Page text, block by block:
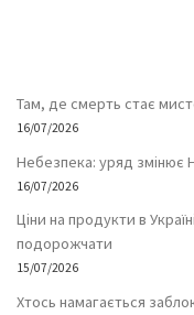
Там, де смерть стає
16/07/2026
Небезпека: уряд змінює
16/07/2026
Ціни на продукти в
подорожчати
15/07/2026
Хтось намагається